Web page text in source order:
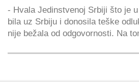
- Hvala Jedinstvenoj Srbiji što je
bila uz Srbiju i donosila teške
nije bežala od odgovornosti. Na